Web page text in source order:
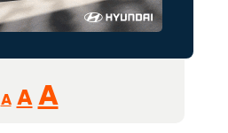
A
Reducir
tamaño
A Restablecer
AAumentar